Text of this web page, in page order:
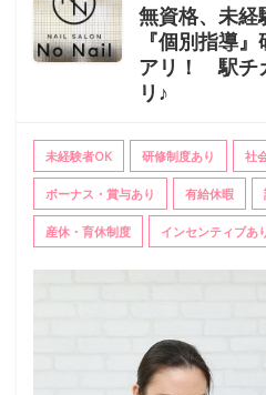
無資格、未
『個別指導
アリ！ 駅チ
リ♪
未経験者OK 研修制度あり 社
ボーナス・賞与あり 有給休暇
産休・育休制度 インセンティブあ